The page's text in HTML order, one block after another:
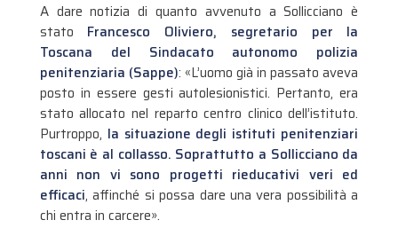
A dare notizia di quanto avvenuto a Sollicciano è
stato Francesco Oliviero, segretario per la
Toscana del Sindacato autonomo polizia
penitenziaria (Sappe): «L’uomo già in passato aveva
posto in essere gesti autolesionistici. Pertanto, era
stato allocato nel reparto centro clinico dell’istituto.
Purtroppo, la situazione degli istituti penitenziari
toscani è al collasso. Soprattutto a Sollicciano da
anni non vi sono progetti rieducativi veri ed
efficaci, affinché si possa dare una vera possibilità a
chi entra in carcere».